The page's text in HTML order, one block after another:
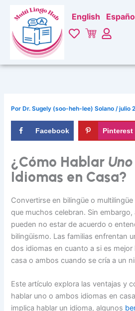
contenido
English
Por Dr. Sugely (soo-heh-lee) Solano/julio
Facebook Pinterest
¿Cómo Hablar Uno
Idiomas en Casa?
Convertirse en bilingüe o
que muchos celebran. Sin
pueden no estar de acuerdo o
bilingüismo. Las familias enfrentan
dos idiomas en cuanto a si es mejor
casa o ambos cuando se cría a un
Este artículo explora las ventajas y
hablar uno o ambos idiomas en
implica hablar un idioma, algunos